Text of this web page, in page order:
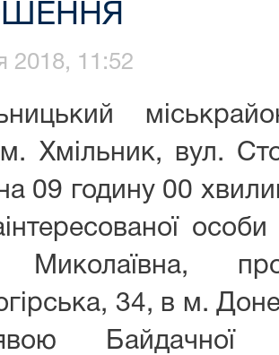
2018, 11:52
Хмільник, вул.
09 годину 00
Миколаївна,
34, в м.
Байдачної